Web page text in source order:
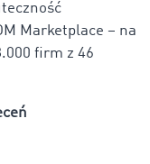
Marketplace – na
firm z 46